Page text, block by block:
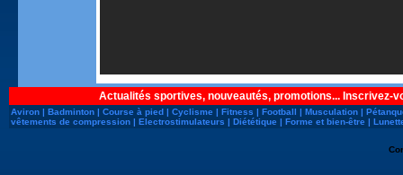
Actualités sportives, nouveautés, promotions... Inscrivez-
Aviron | Badminton | Course à pied | Cyclisme | Fitness | Football | Musculation |
vêtements de compression | Electrostimulateurs | Diététique | Forme et bien-être |